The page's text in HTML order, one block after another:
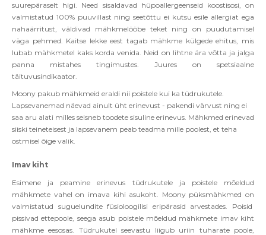
suurepäraselt higi. Need sisaldavad hüpoallergeenseid koostisosi, on
valmistatud 100% puuvillast ning seetõttu ei kutsu esile allergiat ega
nahaärritust, väldivad mähkmelööbe teket ning on puudutamisel
väga pehmed. Kaitse lekke eest tagab mähkme külgede ehitus, mis
lubab mähkmetel kaks korda venida. Neid on lihtne ära võtta ja jalga
panna mistahes tingimustes. Juures on spetsiaalne
täituvusindikaator.
Moony pakub mähkmeid eraldi nii poistele kui ka tüdrukutele.
Lapsevanemad näevad ainult üht erinevust - pakendi värvust ning ei
saa aru alati milles seisneb toodete sisuline erinevus. Mähkmed erinevad
siiski teineteisest ja lapsevanem peab teadma mille poolest, et teha
ostmisel õige valik.
Imav kiht
Esimene ja peamine erinevus tüdrukutele ja poistele mõeldud
mähkmete vahel on imava kihi asukoht. Moony püksmähkmed on
valmistatud suguelundite füsioloogilisi eripärasid arvestades. Poisid
pissivad ettepoole, seega asub poistele mõeldud mähkmete imav kiht
mähkme eesosas. Tüdrukutel seevastu liigub uriin tuharate poole,